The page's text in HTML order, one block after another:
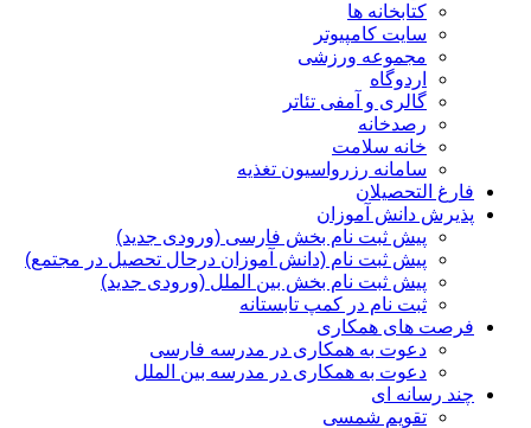
کتابخانه ها
سایت کامپیوتر
مجموعه ورزشی
اردوگاه
گالری و آمفی تئاتر
رصدخانه
خانه سلامت
سامانه رزرواسیون تغذیه
فارغ التحصیلان
پذیرش دانش آموزان
پیش ثبت نام بخش فارسی (ورودی جدید)
پیش ثبت نام (دانش آموزان درحال تحصیل در مجتمع)
پیش ثبت نام بخش بین الملل (ورودی جدید)
ثبت نام در کمپ تابستانه
فرصت های همکاری
دعوت به همکاری در مدرسه فارسی
دعوت به همکاری در مدرسه بین الملل
چند رسانه ای
تقویم شمسی